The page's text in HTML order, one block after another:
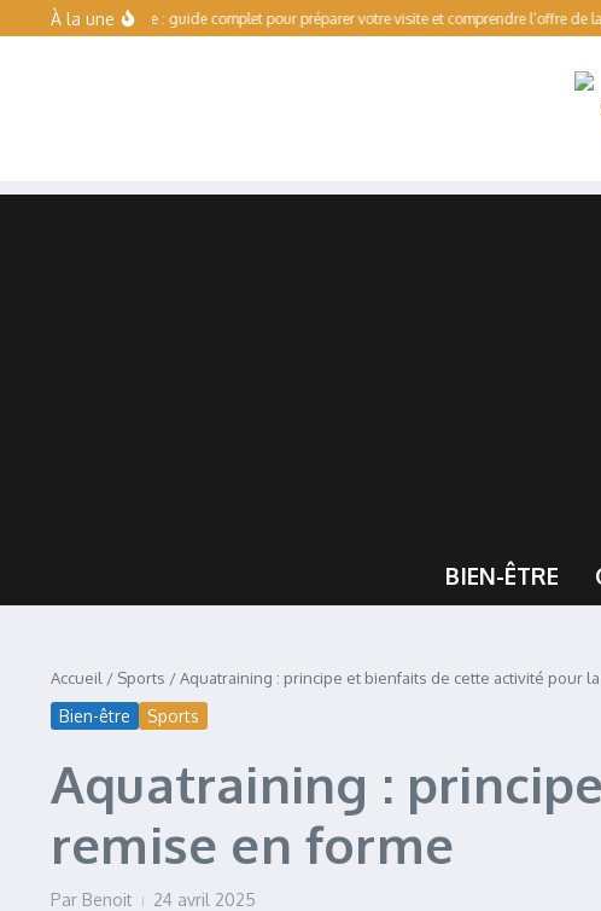
Aller au contenu
À la une
Toulouse : guide complet pour préparer votre visite et comprendre l’offre de la salle
BIEN-ÊTRE
Accueil / Sports /Aquatraining : principe et bienfaits de cette activité pour
Bien-être Sports
Aquatraining :
remise en forme
Par Benoit 24 avril 2025